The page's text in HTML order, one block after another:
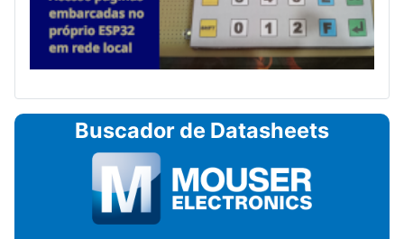
Buscador de Datasheets